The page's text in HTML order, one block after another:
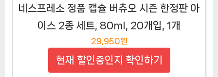
네스프레소 정품 캡슐 버츄오 시즌 한정판 아
이스 2종 세트, 80ml, 20개입, 1개
29,950원
현재 할인중인지 확인하기